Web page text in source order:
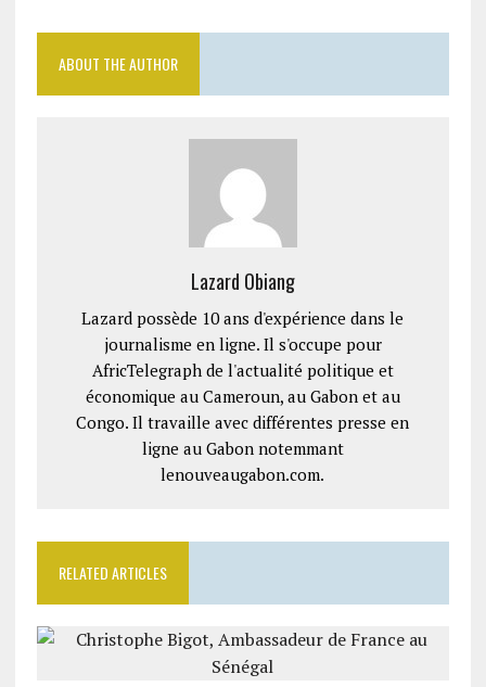
ABOUT THE AUTHOR
Lazard Obiang
Lazard possède 10 ans d'expérience dans le
journalisme en ligne. Il s'occupe pour
AfricTelegraph de l'actualité politique et
économique au Cameroun, au Gabon et au
Congo. Il travaille avec différentes presse en
ligne au Gabon notemmant
lenouveaugabon.com.
RELATED ARTICLES